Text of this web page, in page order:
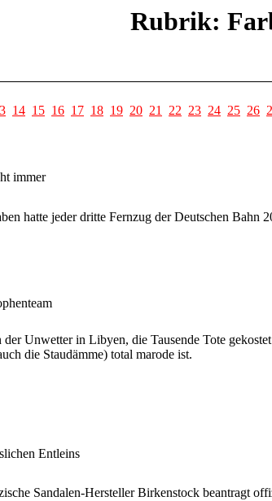
Rubrik:
14 15 16 17 18 19 20 21 22 23 24 25 26
immer
hatte jeder dritte Fernzug der Deutschen Bahn
Unwetter in Libyen, die Tausende Tote
die Staudämme) total marode ist.
Entleins
Sandalen-Hersteller Birkenstock beantragt